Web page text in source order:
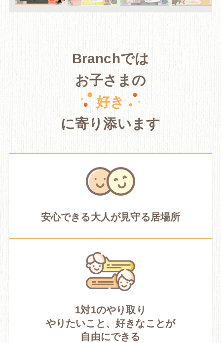
Branchでは
お子さまの
好き
に寄り添います
安心できる大人が見守る居場所
1対1のやり取り
やりたいこと、好きなことが
自由にできる